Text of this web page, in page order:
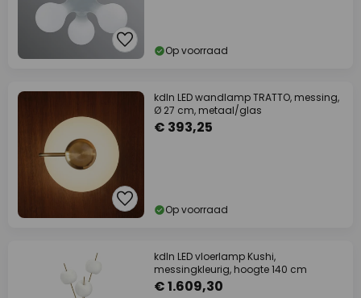
Op voorraad
kdln LED wandlamp TRATTO, messing,
Ø 27 cm, metaal/glas
€ 393,25
Op voorraad
kdln LED vloerlamp Kushi,
messingkleurig, hoogte 140 cm
€ 1.609,30